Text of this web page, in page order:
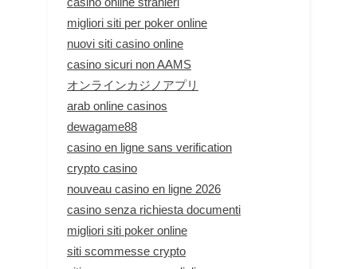
migliori siti per poker online
nuovi siti casino online
casino sicuri non AAMS
オンラインカジノアプリ
arab online casinos
dewagame88
casino en ligne sans verification
crypto casino
nouveau casino en ligne 2026
casino senza richiesta documenti
migliori siti poker online
siti scommesse crypto